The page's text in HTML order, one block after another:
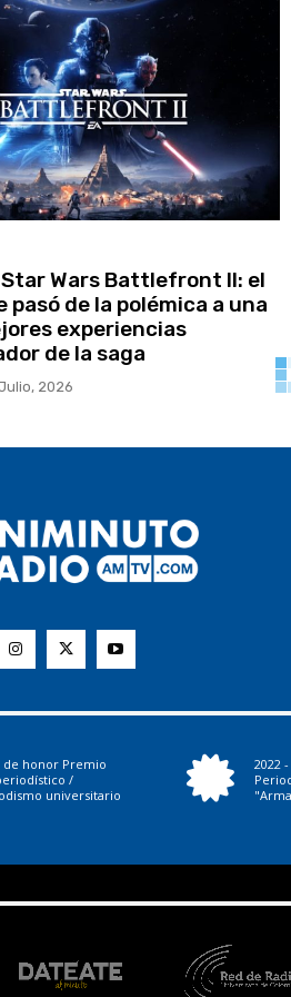
Wars Battlefront II: el
pasó de la polémica a una
experiencias
de la saga
2026
de honor Premio
/
universitario
2022